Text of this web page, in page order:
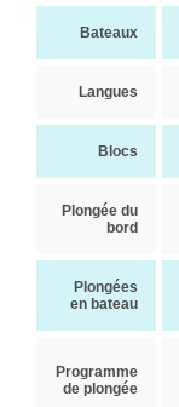
Bateaux
Langues
Blocs
Plongée du
bord
Plongées
en bateau
Programme
de plongée